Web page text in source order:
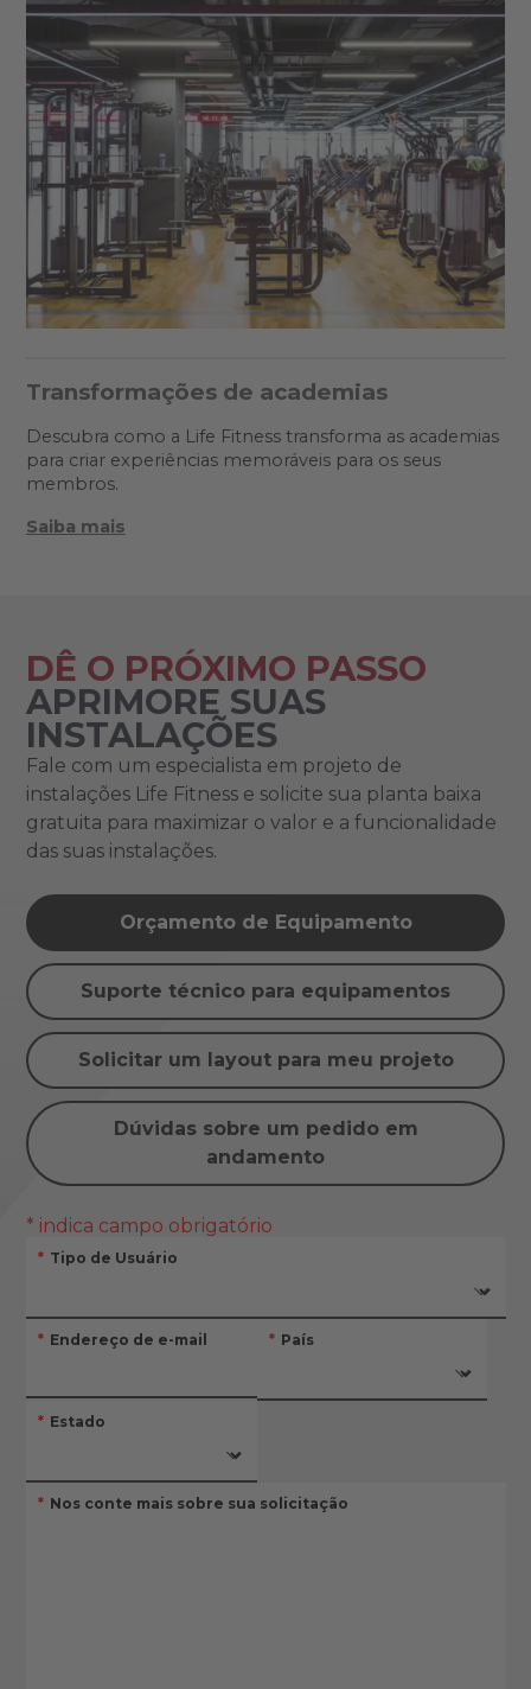
Transformações de academias
Descubra como a Life Fitness transforma as academias
para criar experiências memoráveis para os seus
membros.
Saiba mais
DÊ O PRÓXIMO PASSO
APRIMORE SUAS
INSTALAÇÕES
Fale com um especialista em projeto de
instalações Life Fitness e solicite sua planta baixa
gratuita para maximizar o valor e a funcionalidade
das suas instalações.
Orçamento de Equipamento
Suporte técnico para equipamentos
Solicitar um layout para meu projeto
Dúvidas sobre um pedido em
andamento